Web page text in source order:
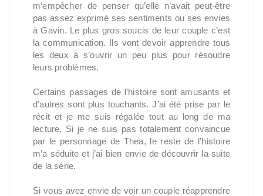
m’empêcher de penser qu’elle n’avait peut-être
pas assez exprimé ses sentiments ou ses envies
à Gavin. Le plus gros soucis de leur couple c’est
la communication. Ils vont devoir apprendre tous
les deux à s’ouvrir un peu plus pour résoudre
leurs problèmes.
Certains passages de l’histoire sont amusants et
d’autres sont plus touchants. J’ai été prise par le
récit et je me suis régalée tout au long de ma
lecture. Si je ne suis pas totalement convaincue
par le personnage de Thea, le reste de l’histoire
m’a séduite et j’ai bien envie de découvrir la suite
de la série.
Si vous avez envie de voir un couple réapprendre